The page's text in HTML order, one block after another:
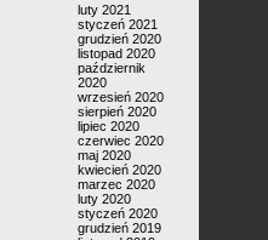
luty 2021
styczeń 2021
grudzień 2020
listopad 2020
październik
2020
wrzesień 2020
sierpień 2020
lipiec 2020
czerwiec 2020
maj 2020
kwiecień 2020
marzec 2020
luty 2020
styczeń 2020
grudzień 2019